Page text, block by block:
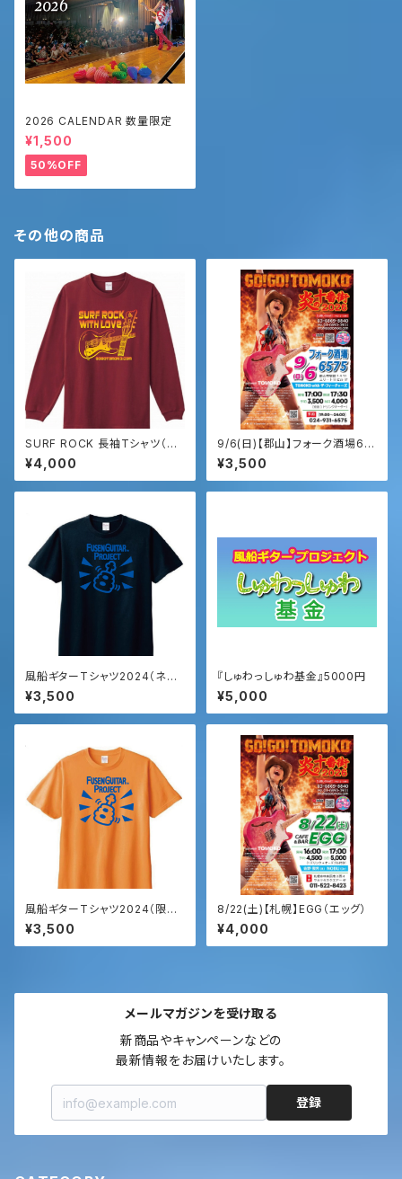
2026 CALENDAR 数量限定
¥1,500
50%OFF
その他の商品
SURF ROCK 長袖Tシャツ（ワ
イン・ホワイト）
¥4,000
9/6(日)【郡山】フォーク酒場65
75
¥3,500
風船ギターTシャツ2024（ネイ
ビー）
¥3,500
『しゅわっしゅわ基金』5000円
¥5,000
風船ギターTシャツ2024（限定
カラー／通販のみ）
¥3,500
8/22(土)【札幌】EGG（エッグ）
¥4,000
メールマガジンを受け取る
新商品やキャンペーンなどの
最新情報をお届けいたします。
登録